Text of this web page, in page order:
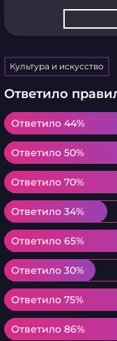
Культура и искусство
Ответило
Ответило 44%
Ответило 44%
Ответило 50%
Ответило 50%
Ответило 70%
Ответило 70%
Ответило 34%
Ответило 34%
Ответило 65%
Ответило 65%
Ответило 30%
Ответило 30%
Ответило 75%
Ответило 75%
Ответило 86%
Ответило 86%